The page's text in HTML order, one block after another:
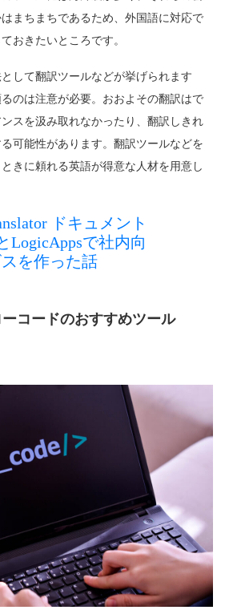
まちまちであるため、外国語に対応で
おきたいところです。
して翻訳ツールなどが挙げられます
のは注意が必要。おおよその翻訳はで
スを汲み取れなかったり、翻訳しきれ
可能性があります。翻訳ツールなどを
きに頼れる英語が得意な人材を用意し
ドキュメント
LogicAppsで社内向
を作った話
コードのおすすめツール